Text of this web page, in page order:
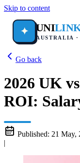
Skip to content
✦ UNI
AUSTRALIA
Go back
2026 UK
ROI:
Published: 21 May,
|